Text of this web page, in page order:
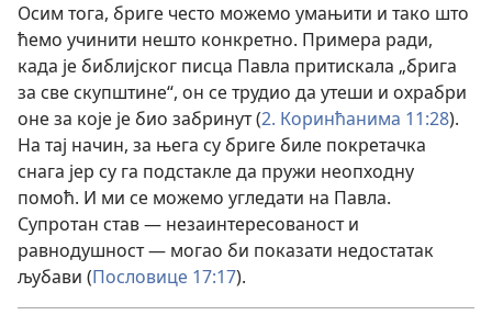
Осим тога, бриге често можемо умањити и тако што
ћемо учинити нешто конкретно. Примера ради,
када је библијског писца Павла притискала „брига
за све скупштине“, он се трудио да утеши и охрабри
оне за које је био забринут (2. Коринћанима 11:28).
На тај начин, за њега су бриге биле покретачка
снага јер су га подстакле да пружи неопходну
помоћ. И ми се можемо угледати на Павла.
Супротан став — незаинтересованост и
равнодушност — могао би показати недостатак
љубави (Пословице 17:17).